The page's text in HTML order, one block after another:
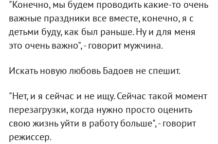
"Конечно, мы будем проводить какие-то очень
важные праздники все вместе, конечно, я с
детьми буду, как был раньше. Ну и для меня
это очень важно", - говорит мужчина.
Искать новую любовь Бадоев не спешит.
"Нет, и я сейчас и не ищу. Сейчас такой момент
перезагрузки, когда нужно просто оценить
свою жизнь уйти в работу больше", - говорит
режиссер.